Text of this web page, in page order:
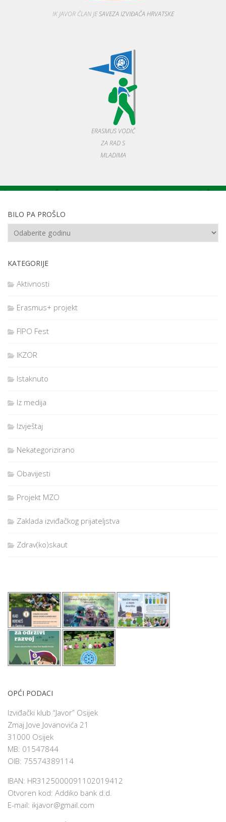
IK JAVOR ČLAN JESAVEZA IZVIĐAČA HRVATSKE
ERASMUS VODIČ
ZA RAD S
MLADIMA
BILO PA PROŠLO
KATEGORIJE
Aktivnosti
Erasmus+ projekt
FIPO Fest
IKZOR
Istaknuto
Iz medija
Izvještaj
Nekategorizirano
Obavijesti
Projekt MZO
Zaklada izviđačkog prijateljstva
Zdrav(ko)skaut
OPĆI PODACI
Izviđački klub “Javor” Osijek
Zmaj Jove Jovanovića 21
31000 Osijek
MB: 01547844
OIB: 75574389114
IBAN: HR3125000091102019412
Otvoren kod: Addiko bank d.d.
E-mail: ikjavor@gmail.com